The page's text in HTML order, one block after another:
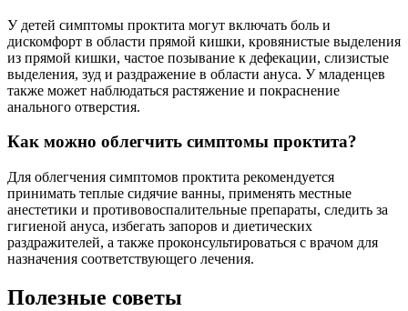
У детей симптомы проктита могут включать боль и
дискомфорт в области прямой кишки, кровянистые выделения
из прямой кишки, частое позывание к дефекации, слизистые
выделения, зуд и раздражение в области ануса. У младенцев
также может наблюдаться растяжение и покраснение
анального отверстия.
Как можно облегчить симптомы проктита?
Для облегчения симптомов проктита рекомендуется
принимать теплые сидячие ванны, применять местные
анестетики и противовоспалительные препараты, следить за
гигиеной ануса, избегать запоров и диетических
раздражителей, а также проконсультироваться с врачом для
назначения соответствующего лечения.
Полезные советы